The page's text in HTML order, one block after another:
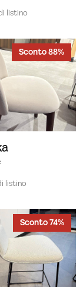
listino
Sconto 88%
listino
Sconto 74%